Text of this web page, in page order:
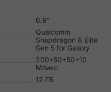
6.9"
Qualcomm
Snapdragon 8 Elite
Gen 5 for Galaxy
200+50+50+10
Мпикс
12 ГБ